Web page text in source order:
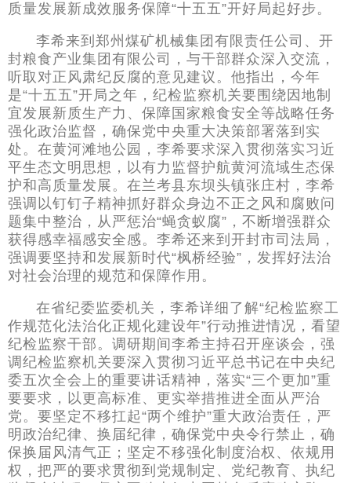
质量发展新成效服务保障“十五五”开好局起好步。
李希来到郑州煤矿机械集团有限责任公司、开
封粮食产业集团有限公司，与干部群众深入交流，
听取对正风肃纪反腐的意见建议。他指出，今年
是“十五五”开局之年，纪检监察机关要围绕因地制
宜发展新质生产力、保障国家粮食安全等战略任务
强化政治监督，确保党中央重大决策部署落到实
处。在黄河滩地公园，李希要求深入贯彻落实习近
平生态文明思想，以有力监督护航黄河流域生态保
护和高质量发展。在兰考县东坝头镇张庄村，李希
强调以钉钉子精神抓好群众身边不正之风和腐败问
题集中整治，从严惩治“蝇贪蚁腐”，不断增强群众
获得感幸福感安全感。李希还来到开封市司法局，
强调要坚持和发展新时代“枫桥经验”，发挥好法治
对社会治理的规范和保障作用。
在省纪委监委机关，李希详细了解“纪检监察工
作规范化法治化正规化建设年”行动推进情况，看望
纪检监察干部。调研期间李希主持召开座谈会，强
调纪检监察机关要深入贯彻习近平总书记在中央纪
委五次全会上的重要讲话精神，落实“三个更加”重
要要求，以更高标准、更实举措推进全面从严治
党。要坚定不移扛起“两个维护”重大政治责任，严
明政治纪律、换届纪律，确保党中央令行禁止，确
保换届风清气正；坚定不移强化制度治权、依规用
权，把严的要求贯彻到党规制定、党纪教育、执纪